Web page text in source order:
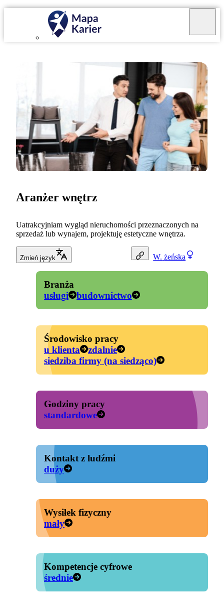
W. żeńska
Aranżer wnętrz
Uatrakcyjniam wygląd nieruchomości przeznaczonych na
sprzedaż lub wynajem, projektuję estetyczne wnętrza.
Zmień język
Branża
usługi
budownictwo
Środowisko pracy
u klienta
zdalnie
siedziba firmy (na siedząco)
Godziny pracy
standardowe
Kontakt z ludźmi
duży
Wysiłek fizyczny
mały
Kompetencje cyfrowe
średnie